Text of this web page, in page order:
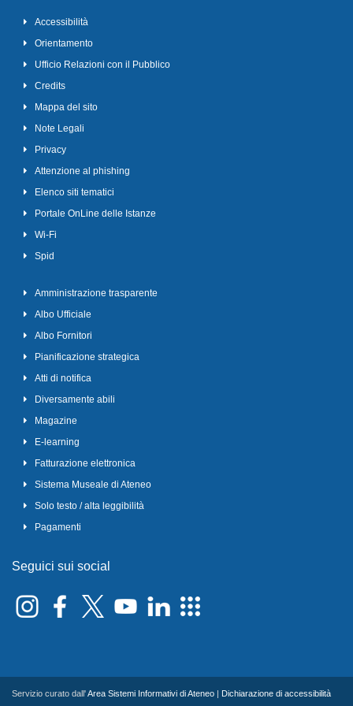
Accessibilità
Orientamento
Ufficio Relazioni con il Pubblico
Credits
Mappa del sito
Note Legali
Privacy
Attenzione al phishing
Elenco siti tematici
Portale OnLine delle Istanze
Wi-Fi
Spid
Amministrazione trasparente
Albo Ufficiale
Albo Fornitori
Pianificazione strategica
Atti di notifica
Diversamente abili
Magazine
E-learning
Fatturazione elettronica
Sistema Museale di Ateneo
Solo testo / alta leggibilità
Pagamenti
Seguici sui social
Servizio curato dall'Area Sistemi Informativi di Ateneo Dichiarazione di accessibilità